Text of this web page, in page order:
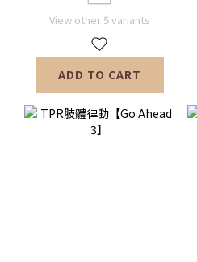
View other 5 variants
ADD TO CART